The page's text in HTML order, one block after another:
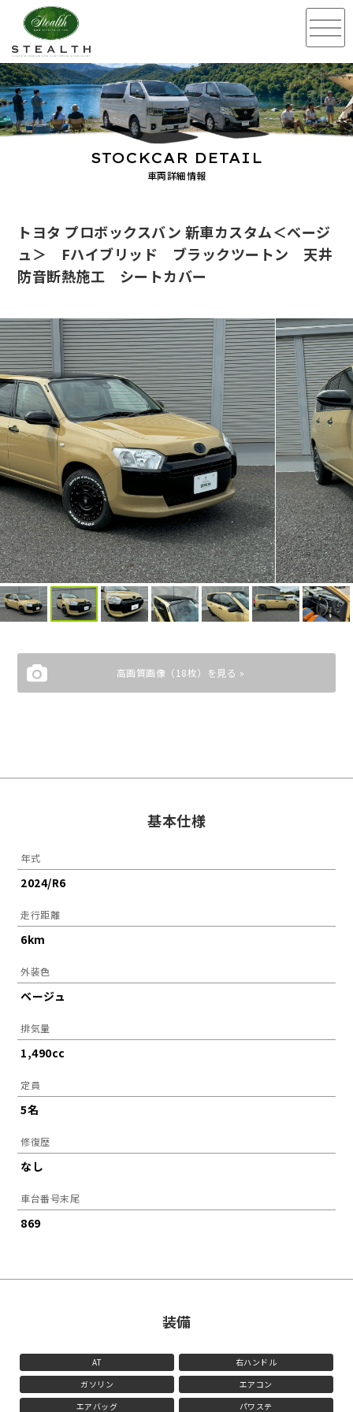
車両詳細情報
STOCKCAR DETAIL
トヨタ プロボックスバン 新車カスタム＜ベージ
ュ＞ Fハイブリッド ブラックツートン 天井
防音断熱施工 シートカバー
高画質画像（18枚）を見る »
基本仕様
年式
2024/R6
走行距離
6km
外装色
ベージュ
排気量
1,490cc
定員
5名
修復歴
なし
車台番号末尾
869
装備
AT
右ハンドル
ガソリン
エアコン
エアバッグ
パワステ